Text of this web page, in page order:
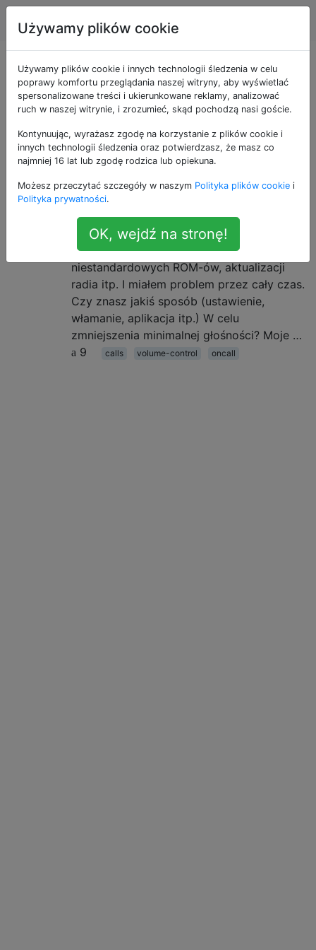
Android Tagi
Pytania otagowane
jako oncall
4
Zmniejsz minimum głośności
połączeń
Uważam, że minimalna głośność podczas
rozmowy w moim telefonie HTC Desire jest
wciąż zbyt głośna w przypadku niektórych
połączeń. Odkąd dostałem telefon,
sflashowałem kilka różnych
niestandardowych ROM-ów, aktualizacji
radia itp. I miałem problem przez cały czas.
Czy znasz jakiś sposób (ustawienie,
włamanie, aplikacja itp.) W celu
zmniejszenia minimalnej głośności? Moje …
9
calls volume-control oncall
Używamy plików cookie
Używamy plików cookie i innych technologii śledzenia w celu
poprawy komfortu przeglądania naszej witryny, aby wyświetlać
spersonalizowane treści i ukierunkowane reklamy, analizować
ruch w naszej witrynie, i zrozumieć, skąd pochodzą nasi goście.
Kontynuując, wyrażasz zgodę na korzystanie z plików cookie i
innych technologii śledzenia oraz potwierdzasz, że masz co
najmniej 16 lat lub zgodę rodzica lub opiekuna.
Możesz przeczytać szczegóły w naszym Polityka plików cookie i
Polityka prywatności.
OK, wejdź na stronę!